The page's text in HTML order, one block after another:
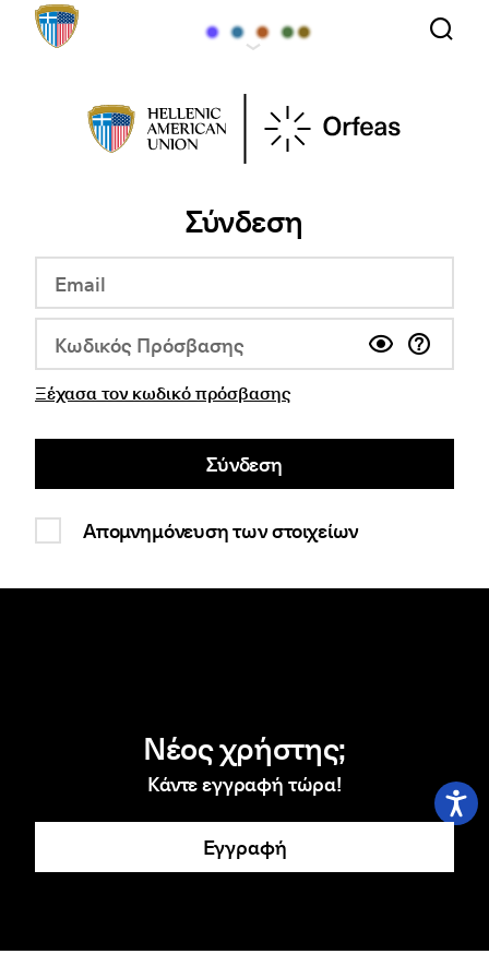
Σύνδεση
Ξέχασα τον κωδικό πρόσβασης
Σύνδεση
Απομνημόνευση των στοιχείων
Νέος χρήστης;
Κάντε εγγραφή τώρα!
Εγγραφή